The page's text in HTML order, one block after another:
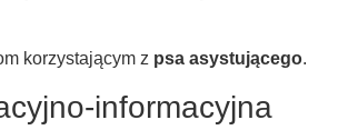
korzystającym z psa asystującego.
informacyjna